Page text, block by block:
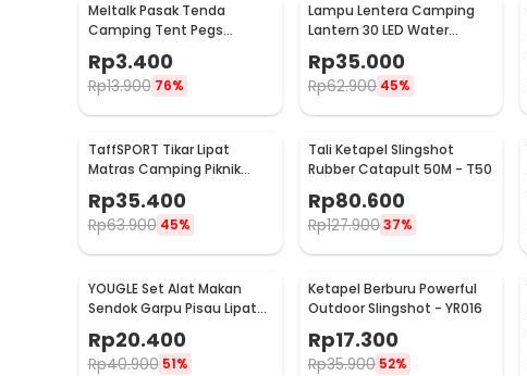
Meltalk Pasak Tenda
Camping Tent Pegs
Aluminium 18cm 1 PCS
Rp3.400
Rp13.900 76%
Lampu Lentera Camping
Lantern 30 LED Water
Resistant - GY18
Rp35.000
Rp62.900 45%
TaffSPORT Tikar Lipat
Matras Camping Piknik
Waterproof Mat 1.4x1.52M -
FS-007
Rp35.400
Rp63.900 45%
Tali Ketapel Slingshot
Rubber Catapult 50M - T50
Rp80.600
Rp127.90037%
YOUGLE Set Alat Makan
Sendok Garpu Pisau Lipat
Rp20.400
Rp40.900 51%
Ketapel Berburu Powerful
Outdoor Slingshot - YR016
Rp17.300
Rp35.900 52%